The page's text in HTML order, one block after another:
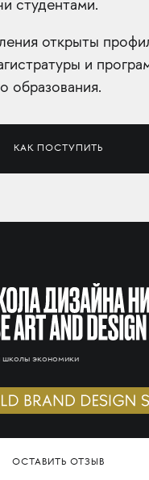
студентами.
открыты
и
образования.
КАК ПОСТУПИТЬ
экономики
ОСТАВИТЬ ОТЗЫВ